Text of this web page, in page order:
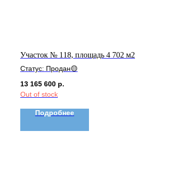
Участок № 118, площадь 4 702 м2
Статус: Продан🟡
13 165 600 р.
Out of stock
Подробнее